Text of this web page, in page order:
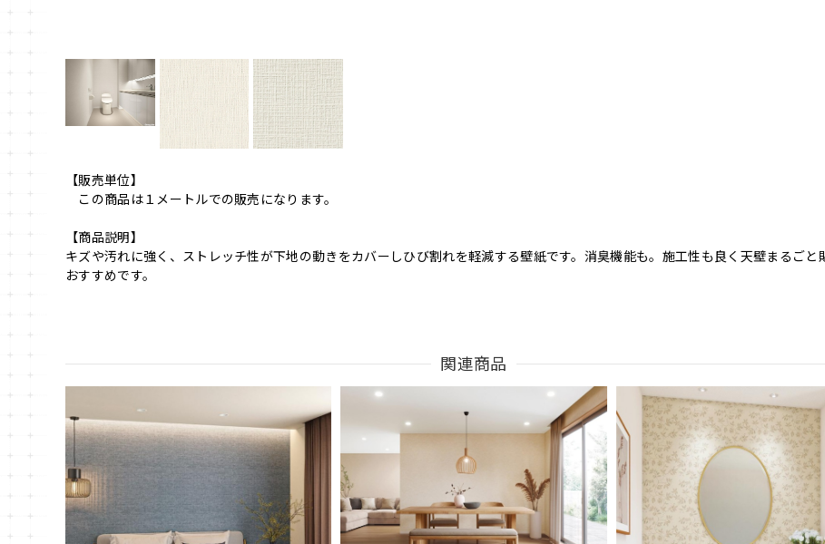
【販売単位】
この商品は１メートルでの販売になります。
【商品説明】
キズや汚れに強く、ストレッチ性が下地の動きをカバーしひび割れを軽減する壁紙です。消臭機能も。施工性も良く天壁まるごと
おすすめです。
関連商品